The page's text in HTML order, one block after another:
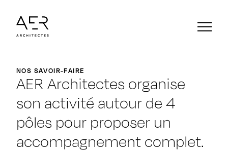
NOS SAVOIR-FAIRE
AER Architectes organise
son activité autour de 4
pôles pour proposer un
accompagnement complet.